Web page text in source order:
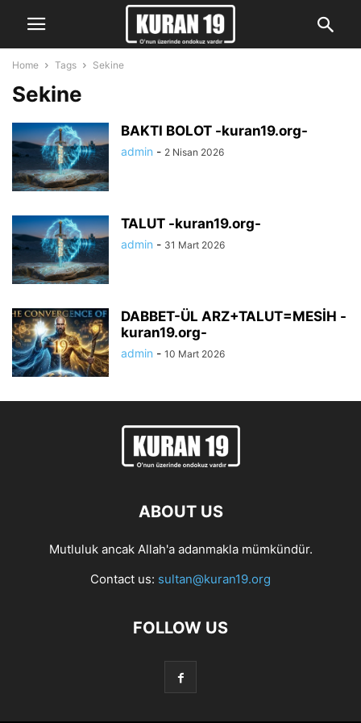
Home Tags Sekine
Sekine
BAKTI BOLOT -kuran19.org-
admin - 2 Nisan 2026
TALUT -kuran19.org-
admin - 31 Mart 2026
DABBET-ÜL ARZ+TALUT=MESİH -
kuran19.org-
admin - 10 Mart 2026
ABOUT US
Mutluluk ancak Allah'a adanmakla mümkündür.
Contact us: sultan@kuran19.org
FOLLOW US